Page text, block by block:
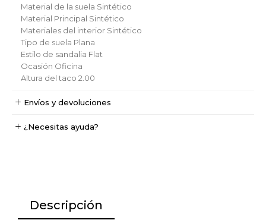
Material de la suela Sintético
Material Principal Sintético
Materiales del interior Sintético
Tipo de suela Plana
Estilo de sandalia Flat
Ocasión Oficina
Altura del taco 2.00
Envíos y devoluciones
¿Necesitas ayuda?
Descripción